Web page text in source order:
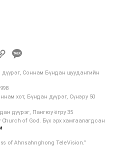
카
오
공
유
하
기
Соннам Бүндан шуудангийн
хот, Бүндан дүүрэг, Сүнэру 50
дүүрэг, Пангюу ёгру 35
of God. Бүх эрх хамгаалагдсан
of Ahnsahnghong TeleVision.”